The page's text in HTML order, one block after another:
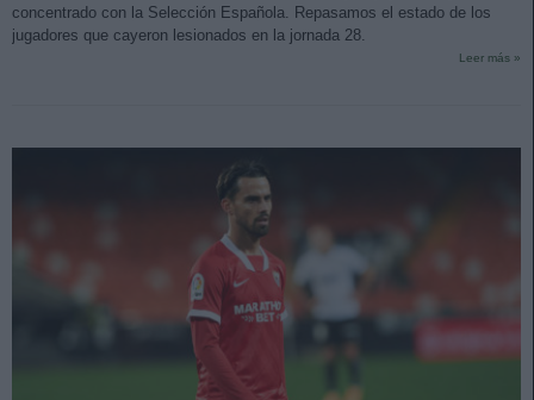
concentrado con la Selección Española. Repasamos el estado de los
jugadores que cayeron lesionados en la jornada 28.
Leer más »